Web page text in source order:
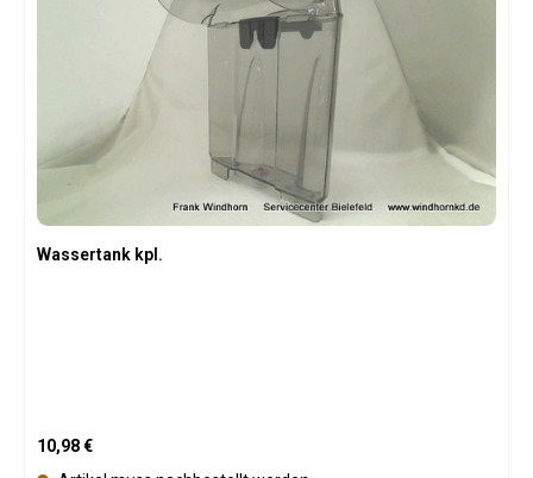
Wassertank kpl.
Regulärer Preis:
10,98 €